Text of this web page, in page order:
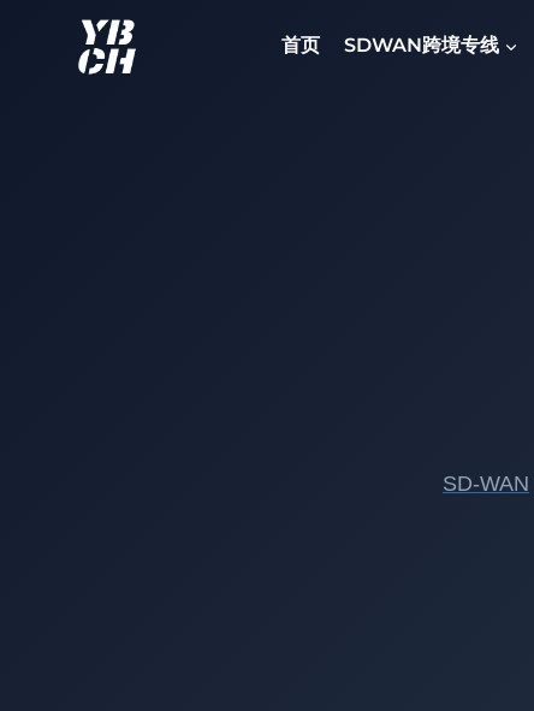
首页 SDWAN跨境专线
SD-WAN